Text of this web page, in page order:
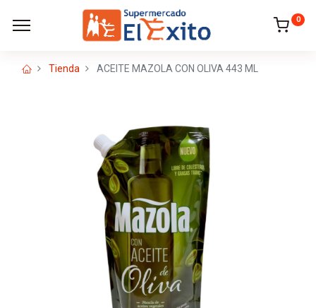
0
Tienda ACEITE MAZOLA CON OLIVA 443 ML